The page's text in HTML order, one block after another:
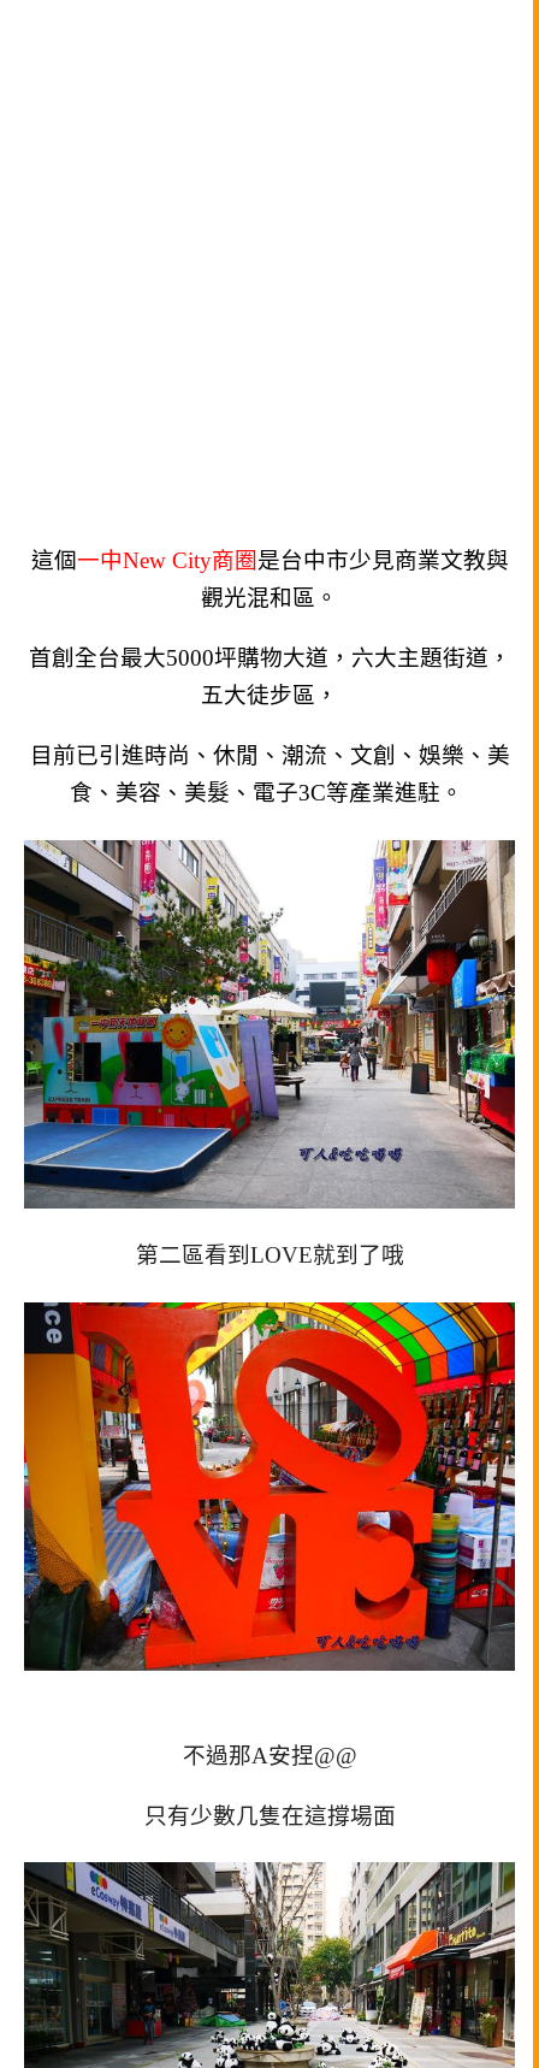
這個一中New City商圈是台中市少見商業文教與
觀光混和區。
首創全台最大5000坪購物大道，六大主題街道，
五大徒步區，
目前已引進時尚、休閒、潮流、文創、娛樂、美
食、美容、美髮、電子3C等產業進駐。
第二區看到LOVE就到了哦
不過那A安捏@@
只有少數几隻在這撐場面